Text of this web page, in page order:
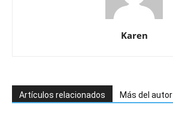
Karen
Artículos relacionados Más del autor